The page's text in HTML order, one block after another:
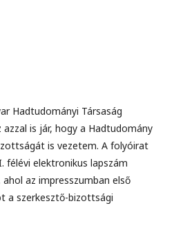
Hadtudományi Társaság
is jár, hogy a Hadtudomány
is vezetem. A folyóirat
félévi elektronikus lapszám
az impresszumban első
a szerkesztő-bizottsági